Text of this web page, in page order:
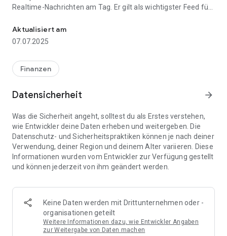
Realtime-Nachrichten am Tag. Er gilt als wichtigster Feed für
haben mit dem dpa-AFX ProFeed den entscheidenden
Vorsprung. »Schneller mehr wissen« ist am Finanzmarkt
den großen Banken und Analysten-Häusern haben einen
starken Markteinfluss, den sich Trader zu Nutze machen
TraderFox hat rund um den dpa-AFX ProFeed eine perfekt
optimierte App gebaut. Per Push-Notifications werden Sie
über wichtige Nachrichten informiert. Wenn eine Aktie nach
einer Unternehmensmeldung schnell um 2 % ansteigt, wird
sofort eine Echtzeit-Push-Notification ausgelöst. Ein anderes
eine große Investmentbank eine Aktie mit einem hohen
Kursziel zum Kauf empfiehlt, wird sofort ein News-Impact
erkannt und eine Push-Notification ermittelt.
Aktualisiert am
07.07.2025
Finanzen
Datensicherheit arrow_forward
Was die Sicherheit angeht, solltest du als Erstes verstehen,
wie Entwickler deine Daten erheben und weitergeben. Die
Datenschutz- und Sicherheitspraktiken können je nach deiner
Verwendung, deiner Region und deinem Alter variieren. Diese
Informationen wurden vom Entwickler zur Verfügung gestellt
und können jederzeit von ihm geändert werden.
Keine Daten werden mit Drittunternehmen oder -
organisationen geteilt
Weitere Informationen dazu, wie Entwickler Angaben
zur Weitergabe von Daten machen